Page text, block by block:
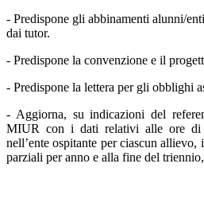
- Predispone gli abbinamenti alunni/
dai tutor.
- Predispone la convenzione e il
- Predispone la lettera per gli obblighi
- Aggiorna, su indicazioni del
MIUR con i dati relativi alle ore di
nell’ente ospitante per ciascun
parziali per anno e alla fine del